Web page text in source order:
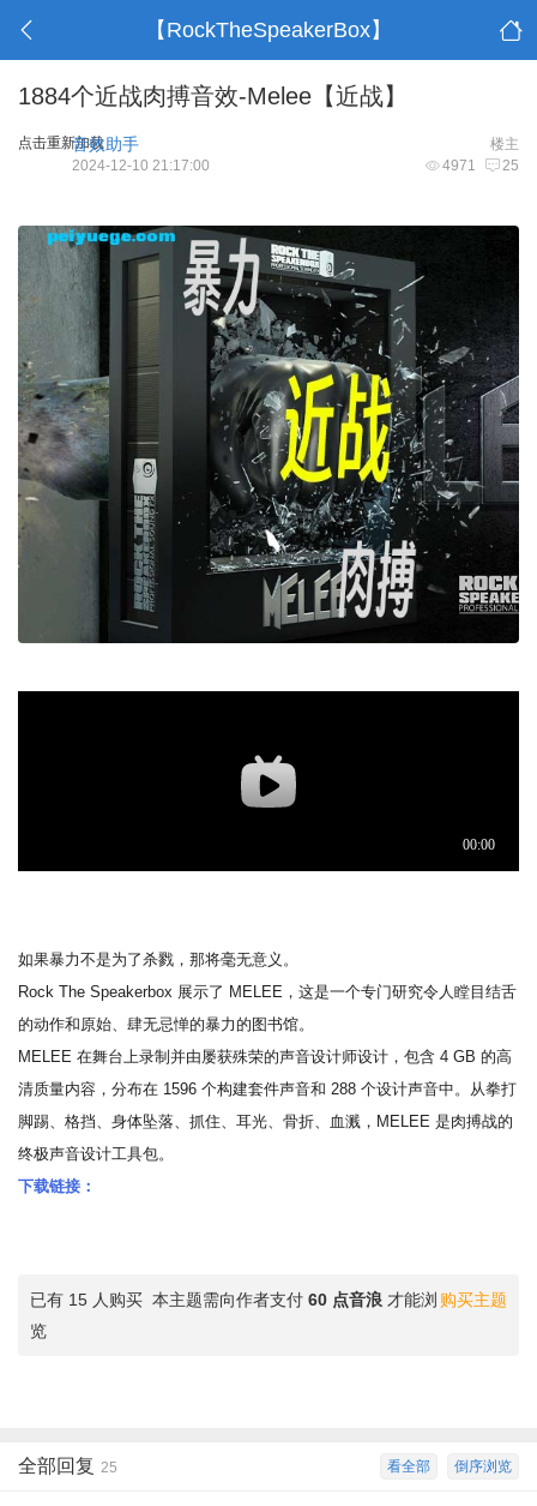
【RockTheSpeakerBox】
1884个近战肉搏音效-Melee【近战】
点击重新加载 楼主
音效助手
4971 25
2024-12-10 21:17:00
如果暴力不是为了杀戮，那将毫无意义。
Rock The Speakerbox 展示了 MELEE，这是一个专门研究令人瞠目结舌
的动作和原始、肆无忌惮的暴力的图书馆。
MELEE 在舞台上录制并由屡获殊荣的声音设计师设计，包含 4 GB 的高
清质量内容，分布在 1596 个构建套件声音和 288 个设计声音中。从拳打
脚踢、格挡、身体坠落、抓住、耳光、骨折、血溅，MELEE 是肉搏战的
终极声音设计工具包。
下载链接：
购买主题
已有 15 人购买 本主题需向作者支付 60 点音浪 才能浏
览
倒序浏览
看全部
全部回复 25